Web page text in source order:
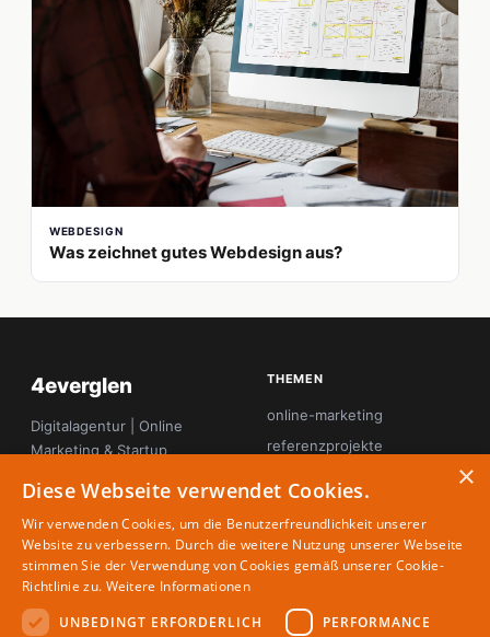
WEBDESIGN
Was zeichnet gutes Webdesign aus?
4everglen
Digitalagentur | Online
Marketing & Startup
THEMEN
online-marketing
referenzprojekte
tool-tipps
webdesign
×
Diese Webseite verwendet Cookies.
Wir verwenden Cookies, um die Benutzerfreundlichkeit unserer
Website zu verbessern. Durch die weitere Nutzung unserer Webseite
stimmen Sie der Verwendung von Cookies gemäß unserer Cookie-
Richtlinie zu. Weitere Informationen
UNBEDINGT ERFORDERLICH
PERFORMANCE